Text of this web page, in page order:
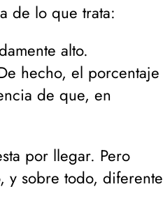
de lo que trata:
alto.
hecho, el porcentaje
de que, en
por llegar. Pero
y sobre todo, diferente